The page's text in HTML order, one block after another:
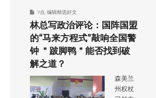
9点 编辑精选好文
林总写政治评论：国阵国盟
的“马来方程式”敲响全国警
钟 ＂跛脚鸭＂能否找到破
解之道？
森美兰
州权杖